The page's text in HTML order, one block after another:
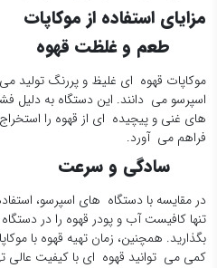
مزایای استفاده از موکاپات
طعم و غلظت قهوه
موکاپات قهوه ای غلیظ و پررنگ تولید
اسپرسو می دانند. این دستگاه به دلیل
های غنی و پیچیده ای از قهوه را
فراهم می آورد.
سادگی و سرعت
در مقایسه با دستگاه های اسپرسو،
تنها کافیست آب و پودر قهوه را در
بگذارید. همچنین، زمان تهیه قهوه با
کمی می توانید قهوه ای با کیفیت عالی